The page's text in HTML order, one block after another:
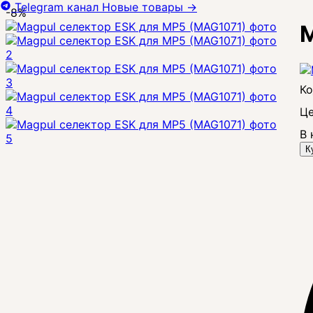
-8%
В
Telegram канал Новые товары →